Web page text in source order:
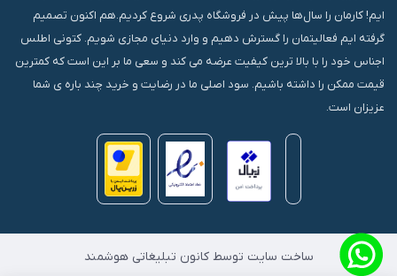
ایم! کارمان را سال‌ها پیش در فروشگاه پدری شروع کردیم.هم اکنون تصمیم
گرفته ایم فعالیتمان را گسترش دهیم و وارد دنیای مجازی شویم. کتونی اطلس
اجناس خود را با بالا ترین کیفیت عرضه می کند و سعی ما بر این است که کمترین
قیمت ممکن را داشته باشیم. سود اصلی ما در رضایت و خرید چند باره ی شما
عزیزان است.
ساخت سایت توسط کانون تبلیغاتی هوشمند